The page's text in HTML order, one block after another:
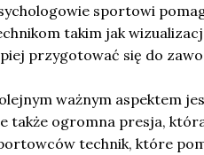
sportowi
takim jak
przygotować się do
ważnym aspektem
także ogromna presja,
technik, które